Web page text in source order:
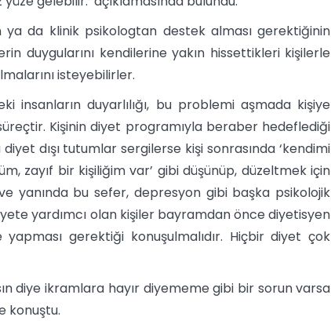
da klinik psikologtan destek alması gerektiğinin
duygularını kendilerine yakın hissettikleri kişilerle
isteyebilirler.
insanların duyarlılığı, bu problemi aşmada kişiye
Kişinin diyet programıyla beraber hedeflediği
dışı tutumlar sergilerse kişi sonrasında ‘kendimi
zayıf bir kişiliğim var’ gibi düşünüp, düzeltmek için
yanında bu sefer, depresyon gibi başka psikolojik
yardımcı olan kişiler bayramdan önce diyetisyen
gerektiği konuşulmalıdır. Hiçbir diyet çok
diye ikramlara hayır diyememe gibi bir sorun varsa
konuştu.